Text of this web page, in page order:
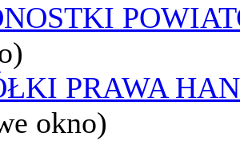
PRAWA
okno)